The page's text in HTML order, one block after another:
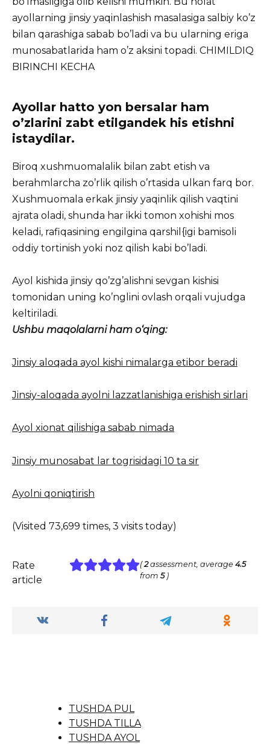
ayollarning jinsiy yaqinlashish masalasiga salbiy ko’z
bilan qarashiga sabab bo’ladi va bu ularning eriga
munosabatlarida ham o’z aksini topadi. CHIMILDIQ
BIRINCHI KECHA
Ayollar hatto yon bersalar ham
o’zlarini zabt etilgandek his etishni
istaydilar.
Biroq xushmuomalalik bilan zabt etish va
berahmlarcha zo’rlik qilish o’rtasida ulkan farq bor.
Xushmuomala erkak jinsiy yaqinlik qilish vaqtini
ajrata oladi, shunda har ikki tomon xohishi mos
keladi, rafiqasining engilgina qarshil{igi bamisoli
oddiy tortinish yoki noz qilish kabi bo’ladi.
Ayol kishida jinsiy qo’zg’alishni sevgan kishisi
tomonidan uning ko’nglini ovlash orqali vujudga
keltiriladi.
Ushbu maqolalarni ham o‘qing:
Jinsiy aloqada ayol kishi nimalarga etibor beradi
Jinsiy-aloqada ayolni lazzatlanishiga erishish sirlari
Ayol xionat qilishiga sabab nimada
Jinsiy munosabat lar togrisidagi 10 ta sir
Ayolni qoniqtirish
(Visited 73,699 times, 3 visits today)
Rate
article
(2assessment, average4.5
from5)
TUSHDA PUL
TUSHDA TILLA
TUSHDA AYOL